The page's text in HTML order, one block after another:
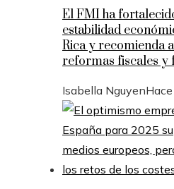
El FMI ha
estabilidad
Rica y recomienda
reformas fiscales y
Isabella Nguyen